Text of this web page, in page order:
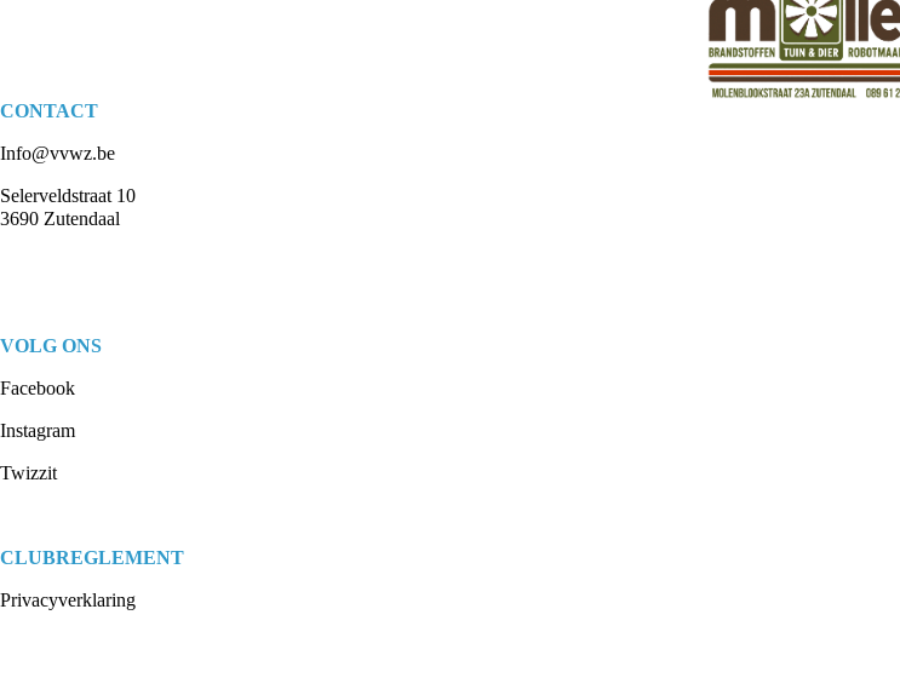
CONTACT
Info@vvwz.be
Selerveldstraat 10
3690 Zutendaal
VOLG ONS
Facebook
Instagram
Twizzit
CLUBREGLEMENT
Privacyverklaring